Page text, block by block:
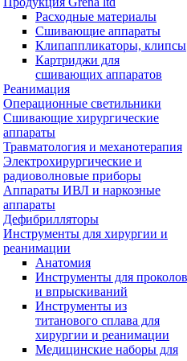
Расходные материалы
Сшивающие аппараты
Клипаппликаторы, клипсы
Картриджи для
сшивающих аппаратов
Реанимация
Операционные светильники
Сшивающие хирургические
аппараты
Травматология и механотерапия
Электрохирургические и
радиоволновые приборы
Аппараты ИВЛ и наркозные
аппараты
Дефибрилляторы
Инструменты для хирургии и
реанимации
Анатомия
Инструменты для проколов
и впрыскиваний
Инструменты из
титанового сплава для
хирургии и реанимации
Медицинские наборы для